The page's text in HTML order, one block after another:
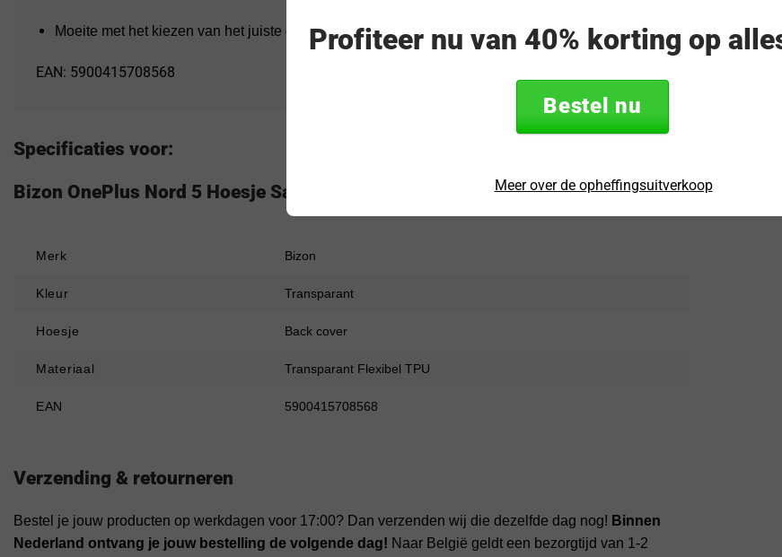
Moeite met het kiezen van het juiste glas? Wij raden Bizon Glass Clear aan!
EAN: 5900415708568
Specificaties voor:
Bizon OnePlus Nord 5 Hoesje Salpa TPU Transparant
Merk Bizon
Kleur Transparant
Hoesje Back cover
Materiaal Transparant Flexibel TPU
EAN 5900415708568
Verzending & retourneren
Bestel je jouw producten op werkdagen voor 17:00? Dan verzenden wij die dezelfde dag nog! Binnen
Nederland ontvang je jouw bestelling de volgende dag! Naar België geldt een bezorgtijd van 1-2
Profiteer nu van 40% korting op
Bestel nu
Meer over de opheffingsuitverkoop